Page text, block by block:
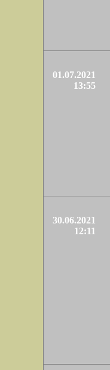
01.07.2021
13:55
30.06.2021
12:11